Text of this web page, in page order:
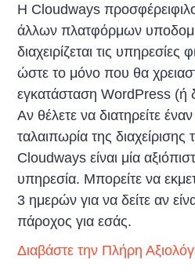
Η Cloudways
άλλων πλατφόρμων
διαχειρίζεται τις υπηρεσίες
ώστε το μόνο που θα
εγκατάσταση WordPress (ή
Αν θέλετε να διατηρείτε
ταλαιπωρία της διαχείρισης
Cloudways είναι μία
υπηρεσία. Μπορείτε να
3 ημερών για να δείτε αν
πάροχος για εσάς.
Διαβάστε την Πλήρη